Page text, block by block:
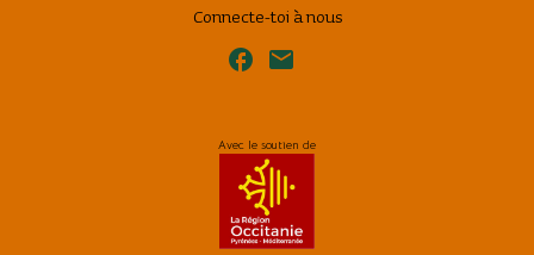
Connecte-toi à nous
facebook email
Avec le soutien de